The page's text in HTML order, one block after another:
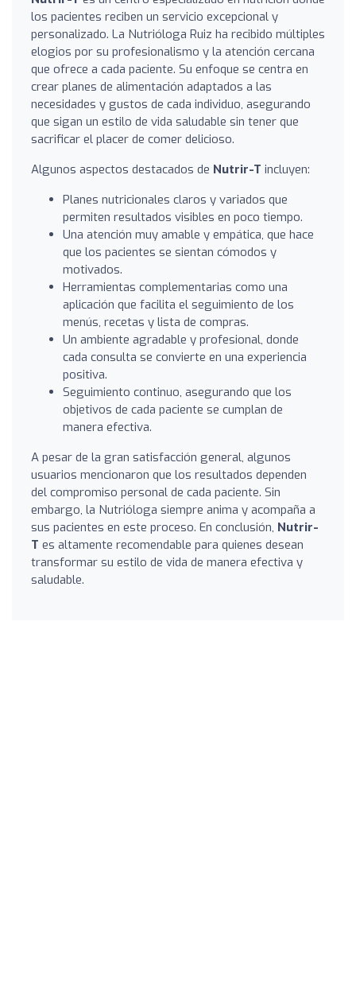
los pacientes reciben un servicio excepcional y
personalizado. La Nutrióloga Ruiz ha recibido múltiples
elogios por su profesionalismo y la atención cercana
que ofrece a cada paciente. Su enfoque se centra en
crear planes de alimentación adaptados a las
necesidades y gustos de cada individuo, asegurando
que sigan un estilo de vida saludable sin tener que
sacrificar el placer de comer delicioso.
Algunos aspectos destacados de Nutrir-T incluyen:
Planes nutricionales claros y variados que
permiten resultados visibles en poco tiempo.
Una atención muy amable y empática, que hace
que los pacientes se sientan cómodos y
motivados.
Herramientas complementarias como una
aplicación que facilita el seguimiento de los
menús, recetas y lista de compras.
Un ambiente agradable y profesional, donde
cada consulta se convierte en una experiencia
positiva.
Seguimiento continuo, asegurando que los
objetivos de cada paciente se cumplan de
manera efectiva.
A pesar de la gran satisfacción general, algunos
usuarios mencionaron que los resultados dependen
del compromiso personal de cada paciente. Sin
embargo, la Nutrióloga siempre anima y acompaña a
sus pacientes en este proceso. En conclusión, Nutrir-
T es altamente recomendable para quienes desean
transformar su estilo de vida de manera efectiva y
saludable.